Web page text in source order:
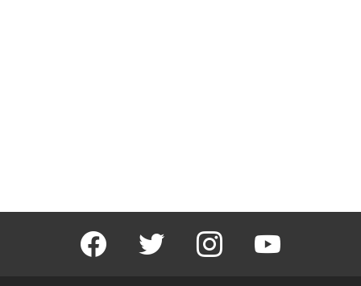
facebook twitter instagram